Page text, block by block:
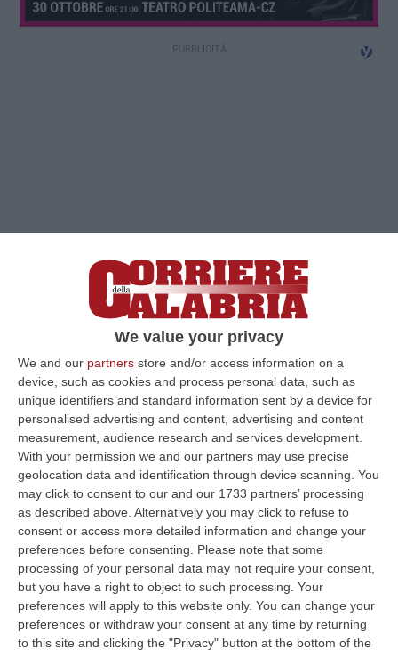
We value your privacy
We and our partners store and/or access information on a
device, such as cookies and process personal data, such as
unique identifiers and standard information sent by a device for
personalised advertising and content, advertising and content
measurement, audience research and services development.
With your permission we and our partners may use precise
geolocation data and identification through device scanning. You
may click to consent to our and our 1733 partners’ processing
as described above. Alternatively you may click to refuse to
consent or access more detailed information and change your
preferences before consenting.
Please note that some
processing of your personal data may not require your consent,
but you have a right to object to such processing. Your
preferences will apply to this website only. You can change your
preferences or withdraw your consent at any time by returning
to this site and clicking the "Privacy" button at the bottom of the
Clicca e segui “Corriere della Calabria” su Google News
PERUGIACi sono anche i nomi dell’ex
procuratore di RomaGiuseppe Pignatone,
dell’ex consigliere del CsmPiercamillo
Davigo, diLuca Lottie diCosimo Ferritra
quelli, 24 in tutto, che la Procura di Perugia
guidata da Raffaele Cantone, intende
chiamare a testimoniare in aula nell’ambito